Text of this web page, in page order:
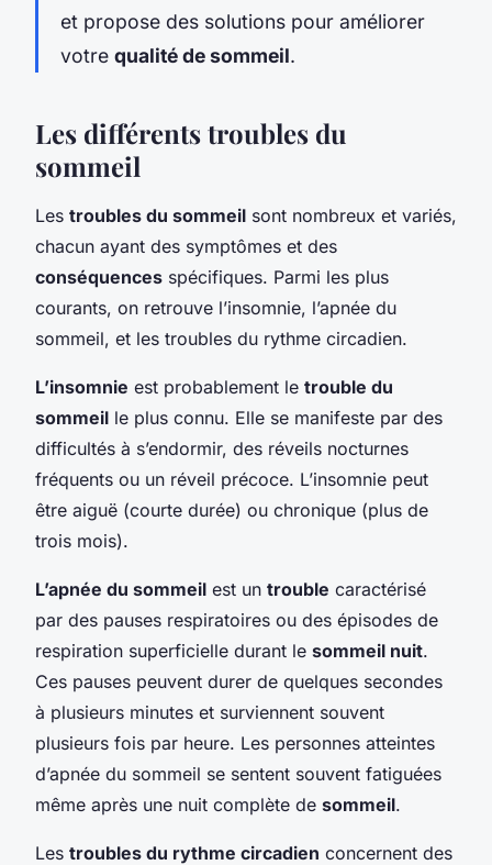
et propose des solutions pour améliorer
votre qualité de sommeil.
Les différents troubles du
sommeil
Les troubles du sommeil sont nombreux et variés,
chacun ayant des symptômes et des
conséquences spécifiques. Parmi les plus
courants, on retrouve l’insomnie, l’apnée du
sommeil, et les troubles du rythme circadien.
L’insomnie est probablement le trouble du
sommeil le plus connu. Elle se manifeste par des
difficultés à s’endormir, des réveils nocturnes
fréquents ou un réveil précoce. L’insomnie peut
être aiguë (courte durée) ou chronique (plus de
trois mois).
L’apnée du sommeil est un trouble caractérisé
par des pauses respiratoires ou des épisodes de
respiration superficielle durant le sommeil nuit.
Ces pauses peuvent durer de quelques secondes
à plusieurs minutes et surviennent souvent
plusieurs fois par heure. Les personnes atteintes
d’apnée du sommeil se sentent souvent fatiguées
même après une nuit complète de sommeil.
Les troubles du rythme circadien concernent des